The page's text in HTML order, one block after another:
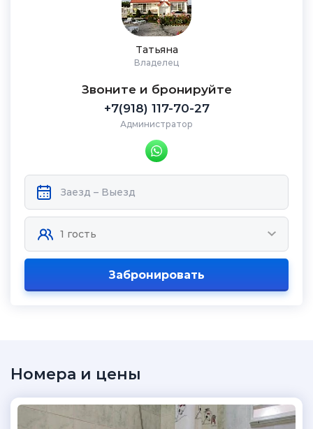
Татьяна
Владелец
Звоните и бронируйте
+7(918) 117-70-27
Администратор
Забронировать
Номера и цены